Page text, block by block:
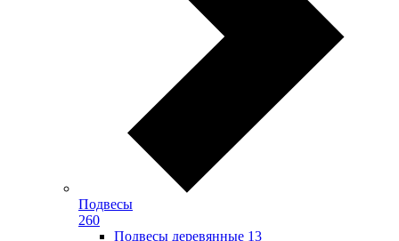
Подвесы
260
Подвесы деревянные 13